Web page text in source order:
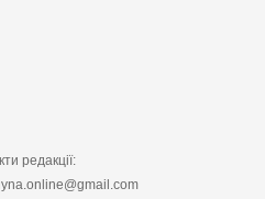
редакції: